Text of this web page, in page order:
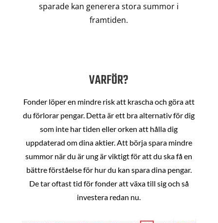
sparade kan generera stora summor i
framtiden.
VARFÖR?
Fonder löper en mindre risk att krascha och göra att
du förlorar pengar. Detta är ett bra alternativ för dig
som inte har tiden eller orken att hålla dig
uppdaterad om dina aktier. Att börja spara mindre
summor när du är ung är viktigt för att du ska få en
bättre förståelse för hur du kan spara dina pengar.
De tar oftast tid för fonder att växa till sig och så
investera redan nu.